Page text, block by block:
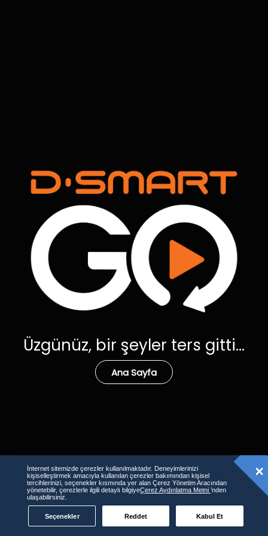
Üzgünüz, bir şeyler ters gitti...
Ana Sayfa
İnternet sitemizde çerezler kullanılmaktadır. Deneyimlerinizi
kişiselleştirmek amacıyla kullanılan çerezler bakımından kişisel
tercihlerinizi, seçenekler kısmında yer alan Çerez Yönetim Aracından
yönetebilir, çerezlerle ilgili detaylı bilgiyeÇerez Aydınlatma Metni’nden
ulaşabilirsiniz.
Seçenekler Reddet Kabul Et